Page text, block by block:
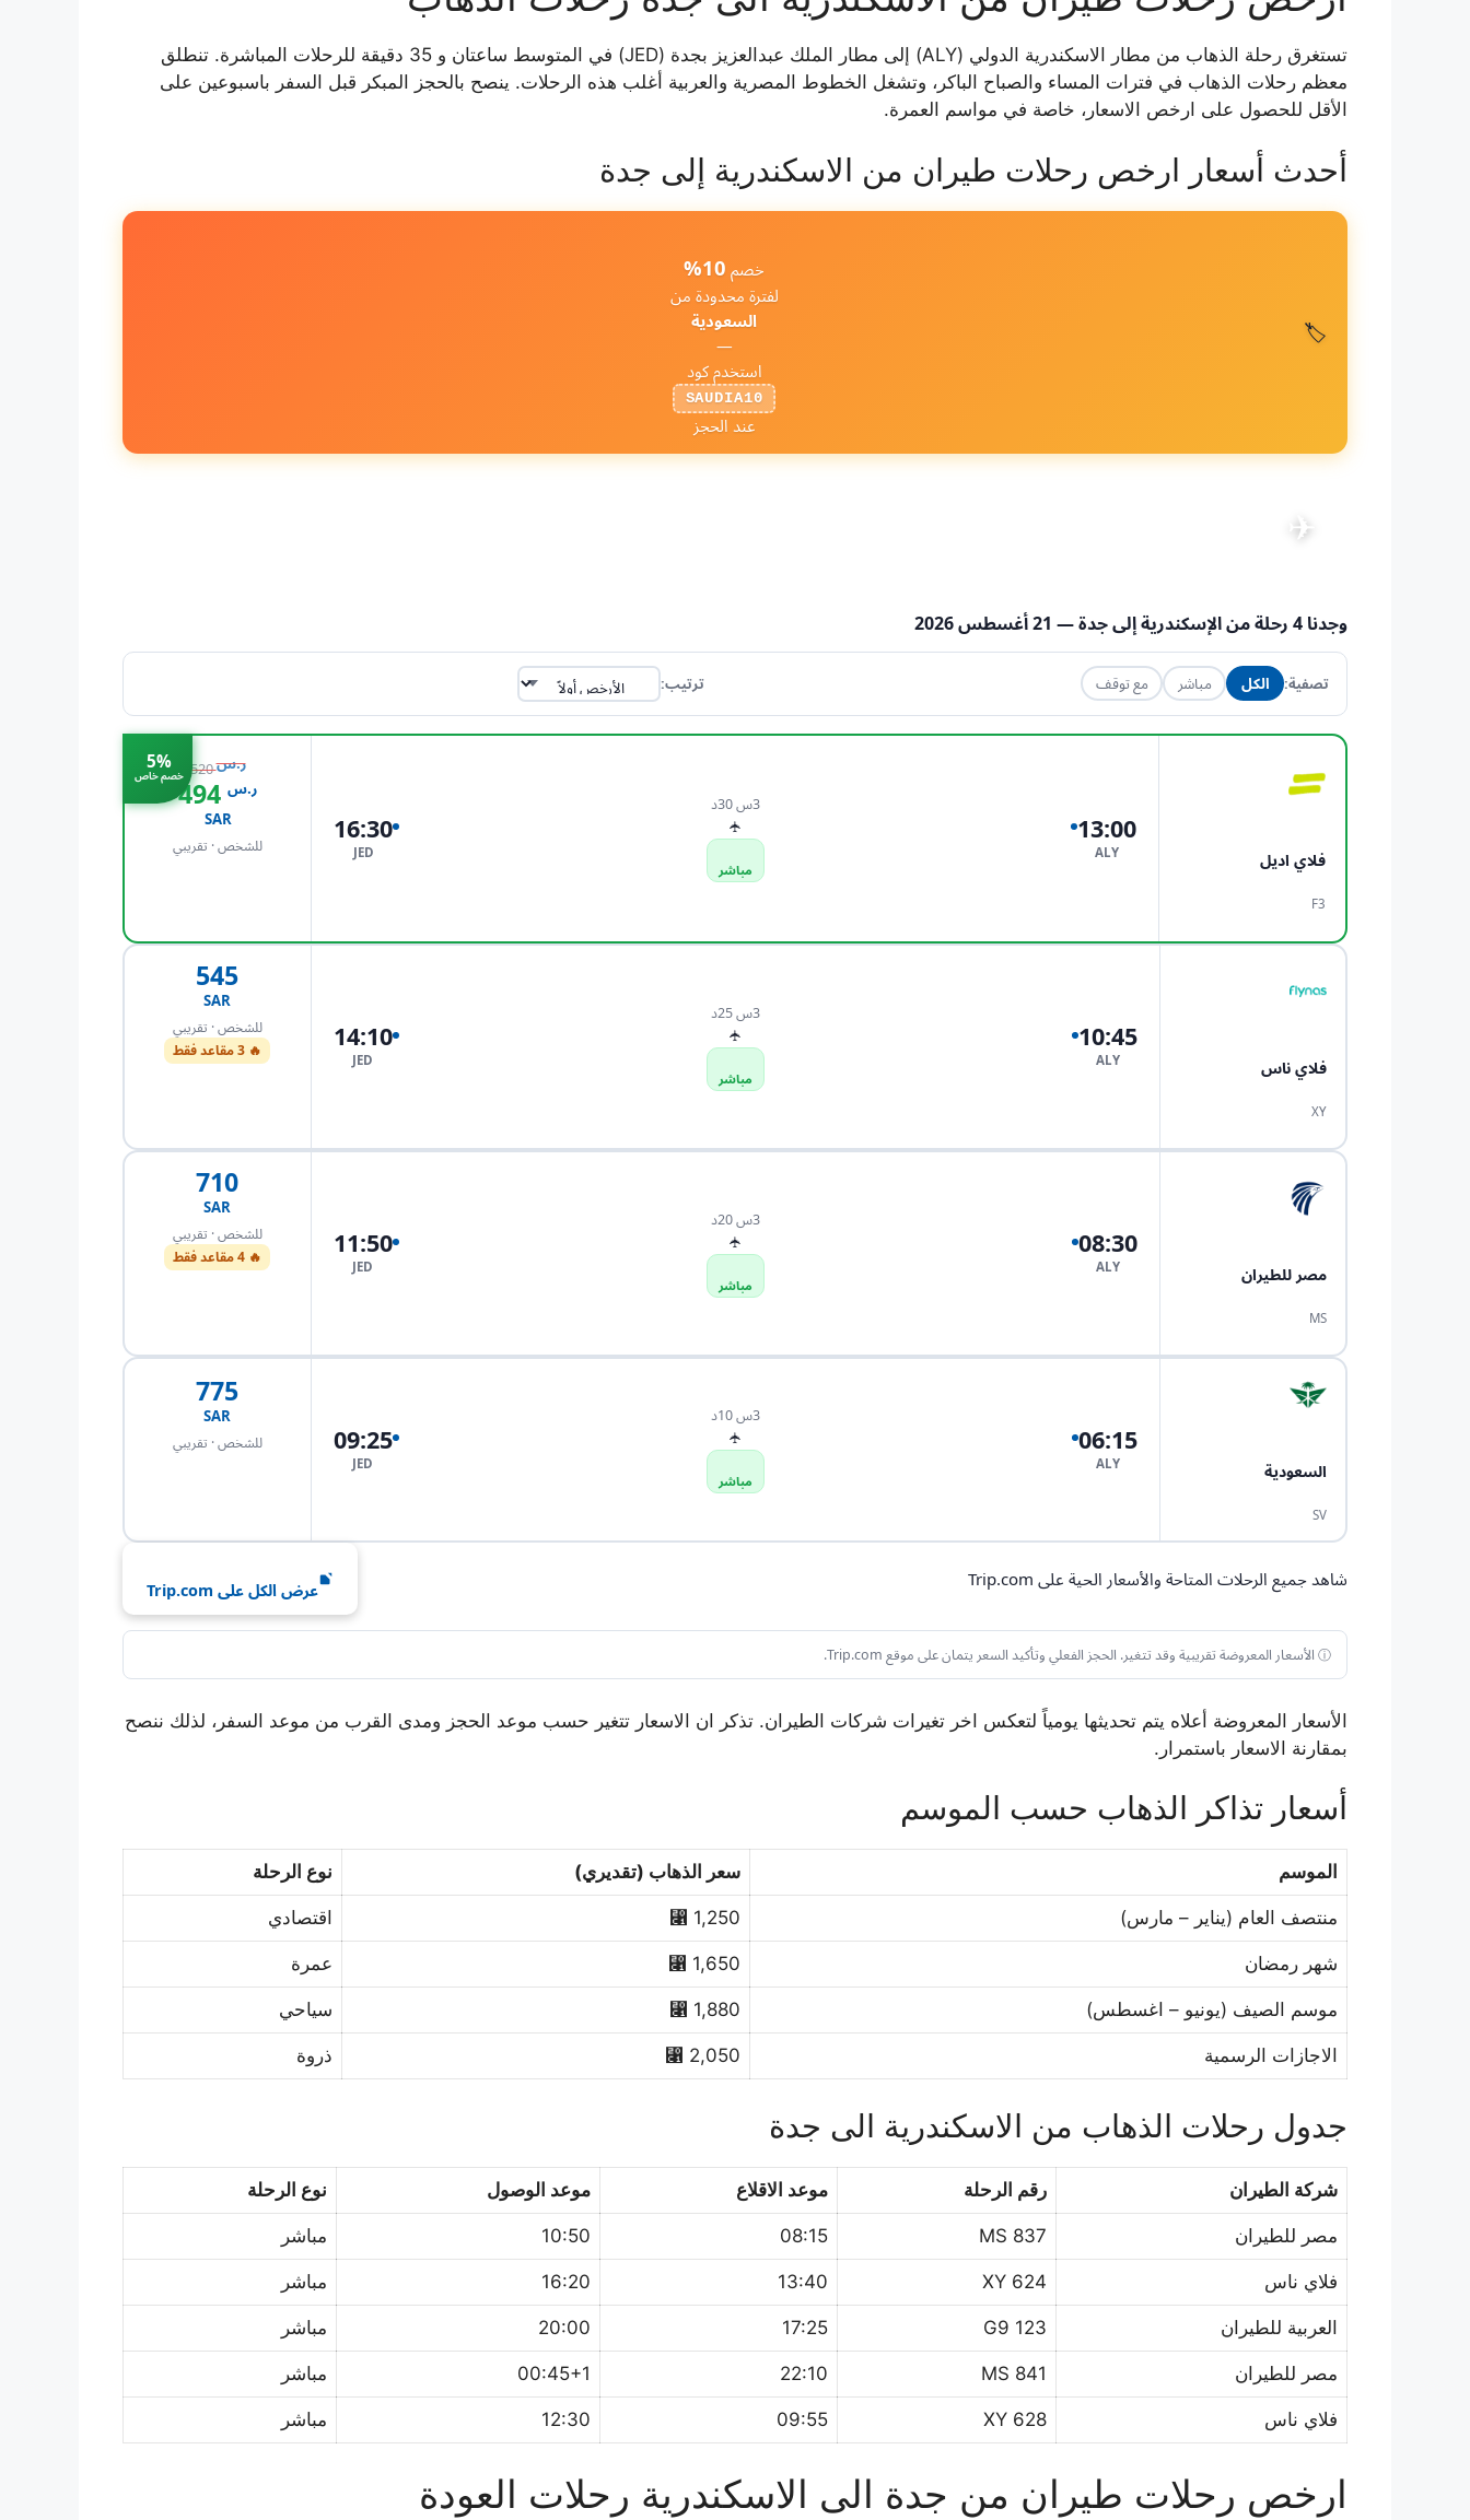
تستغرق رحلة الذهاب من مطار الاسكندرية الدولي (ALY) إلى مطار الملك عبدالعزيز بجدة (JED) في المتوسط ساعتان و 35 دقيقة للرحلات المباشرة. تنطلق
معظم رحلات الذهاب في فترات المساء والصباح الباكر، وتشغل الخطوط المصرية والعربية أغلب هذه الرحلات. ينصح بالحجز المبكر قبل السفر باسبوعين على
الأقل للحصول على ارخص الاسعار، خاصة في مواسم العمرة.
أحدث أسعار ارخص رحلات طيران من الاسكندرية إلى جدة
🏷️
خصم 10%
لفترة محدودة من
السعودية
—
استخدم كود
SAUDIA10
عند الحجز
✈
وجدنا 4 رحلة منالإسكندريةإلىجدة— 21 أغسطس 2026
تصفية: الكل مباشر مع توقف ترتيب:
5%
خصم خاص
فلاي اديل
F3
13:00
ALY
3س 30د
✈
مباشر
16:30
JED
ر.س520
ر.س
SAR
للشخص · تقريبي
فلاي ناس
XY
10:45
ALY
3س 25د
✈
مباشر
14:10
JED
545
SAR
للشخص · تقريبي
🔥 3 مقاعد فقط
مصر للطيران
MS
08:30
ALY
3س 20د
✈
مباشر
11:50
JED
710
SAR
للشخص · تقريبي
🔥 4 مقاعد فقط
السعودية
SV
06:15
ALY
3س 10د
✈
مباشر
09:25
JED
775
SAR
للشخص · تقريبي
شاهد جميع الرحلات المتاحة والأسعار الحية على Trip.com
عرض الكل على Trip.com
ⓘ الأسعار المعروضة تقريبية وقد تتغير. الحجز الفعلي وتأكيد السعر يتمان على موقع Trip.com.
الأسعار المعروضة أعلاه يتم تحديثها يومياً لتعكس اخر تغيرات شركات الطيران. تذكر ان الاسعار تتغير حسب موعد الحجز ومدى القرب من موعد السفر، لذلك ننصح
بمقارنة الاسعار باستمرار.
أسعار تذاكر الذهاب حسب الموسم
الموسم سعر الذهاب (تقديري) نوع الرحلة
منتصف العام (يناير – مارس) 1,250 ⃁ اقتصادي
شهر رمضان 1,650 ⃁ عمرة
موسم الصيف (يونيو – اغسطس) 1,880 ⃁ سياحي
الاجازات الرسمية 2,050 ⃁ ذروة
جدول رحلات الذهاب من الاسكندرية الى جدة
شركة الطيران رقم الرحلة موعد الاقلاع موعد الوصول نوع الرحلة
مصر للطيران MS 837
08:15
10:50 مباشر
فلاي ناس XY 624
13:40
16:20 مباشر
العربية للطيران G9 123
17:25
20:00 مباشر
مصر للطيران MS 841
22:10
00:45+1 مباشر
فلاي ناس XY 628
09:55
12:30 مباشر
ارخص رحلات طيران من جدة الى الاسكندرية رحلات العودة